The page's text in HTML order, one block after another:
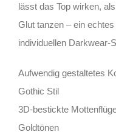
lässt das Top wirken,
Glut tanzen – ein
individuellen Darkwear-
Aufwendig gestaltetes
Gothic Stil
3D-bestickte
Goldtönen